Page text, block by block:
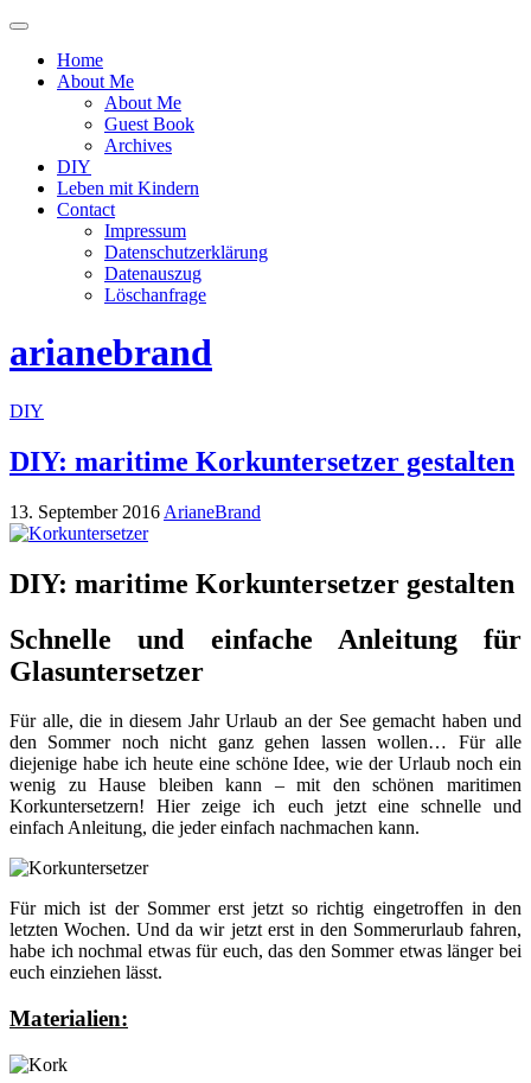
Menü
oder
ausblenden
Home
About Me
About Me
Guest Book
Archives
DIY
Leben mit Kindern
Contact
Impressum
Datenschutzerklärung
Datenauszug
Löschanfrage
arianebrand
DIY
DIY: maritime Korkuntersetzer gestalten
13. September 2016 ArianeBrand
DIY: maritime Korkuntersetzer gestalten
Schnelle und einfache Anleitung für
Glasuntersetzer
Für alle, die in diesem Jahr Urlaub an der See gemacht haben und
den Sommer noch nicht ganz gehen lassen wollen… Für alle
diejenige habe ich heute eine schöne Idee, wie der Urlaub noch ein
wenig zu Hause bleiben kann – mit den schönen maritimen
Korkuntersetzern! Hier zeige ich euch jetzt eine schnelle und
einfach Anleitung, die jeder einfach nachmachen kann.
Für mich ist der Sommer erst jetzt so richtig eingetroffen in den
letzten Wochen. Und da wir jetzt erst in den Sommerurlaub fahren,
habe ich nochmal etwas für euch, das den Sommer etwas länger bei
euch einziehen lässt.
Materialien: